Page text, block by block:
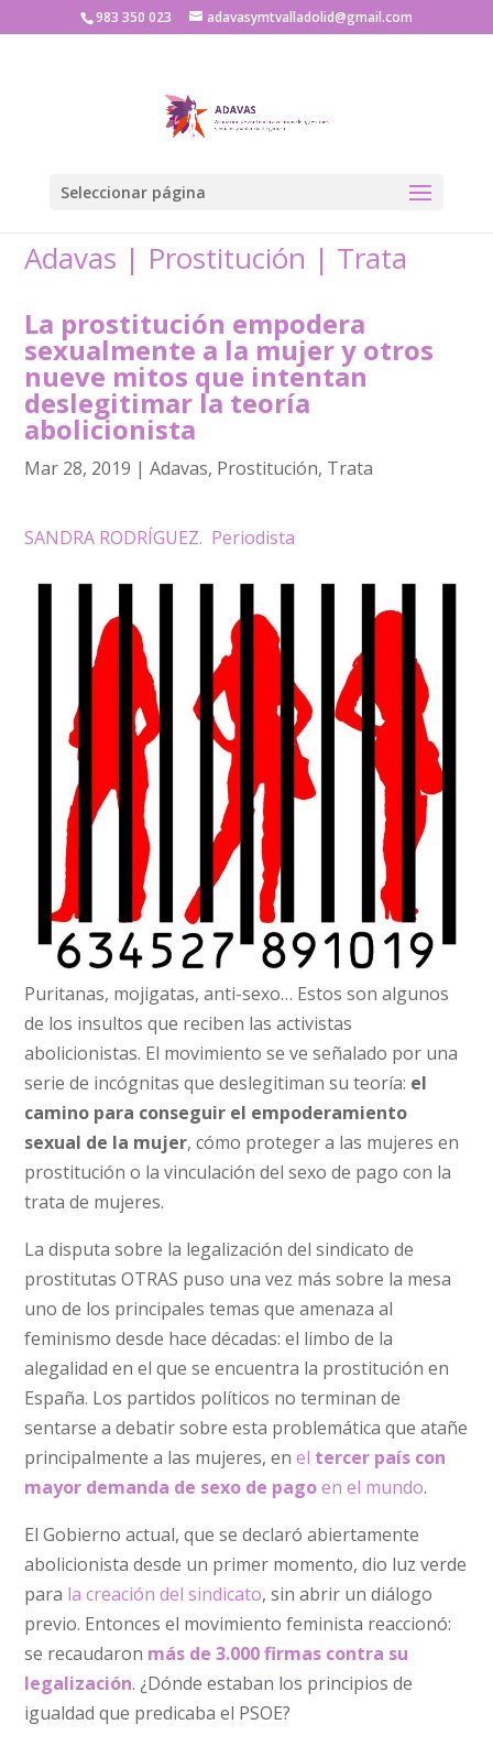
983 350 023 adavasymtvalladolid@gmail.com
Seleccionar página
Adavas | Prostitución | Trata
La prostitución empodera
sexualmente a la mujer y otros
nueve mitos que intentan
deslegitimar la teoría
abolicionista
Mar 28, 2019 |Adavas, Prostitución, Trata
SANDRA RODRÍGUEZ. Periodista
Puritanas, mojigatas, anti-sexo… Estos son algunos
de los insultos que reciben las activistas
abolicionistas. El movimiento se ve señalado por una
serie de incógnitas que deslegitiman su teoría: el
camino para conseguir el empoderamiento
sexual de la mujer, cómo proteger a las mujeres en
prostitución o la vinculación del sexo de pago con la
trata de mujeres.
La disputa sobre la legalización del sindicato de
prostitutas OTRAS puso una vez más sobre la mesa
uno de los principales temas que amenaza al
feminismo desde hace décadas: el limbo de la
alegalidad en el que se encuentra la prostitución en
España. Los partidos políticos no terminan de
sentarse a debatir sobre esta problemática que atañe
principalmente a las mujeres, enel tercer país con
mayor demanda de sexo de pagoen el mundo.
El Gobierno actual, que se declaró abiertamente
abolicionista desde un primer momento, dio luz verde
para la creación del sindicato, sin abrir un diálogo
previo. Entonces el movimiento feminista reaccionó:
se recaudaron más de 3.000 firmas contra su
legalización. ¿Dónde estaban los principios de
igualdad que predicaba el PSOE?